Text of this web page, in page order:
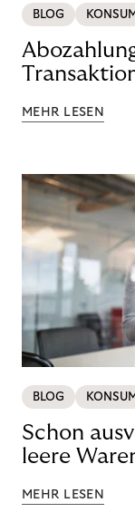
BLOG KONSUM
MEHR LESEN
BLOG KONSUM
Schon
leere
MEHR LESEN